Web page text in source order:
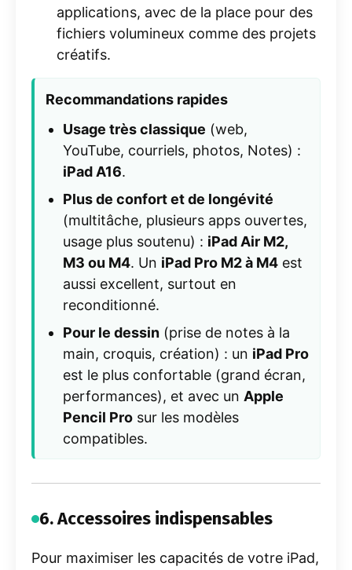
applications, avec de la place pour des
fichiers volumineux comme des projets
créatifs.
Recommandations rapides
Usage très classique (web,
YouTube, courriels, photos, Notes) :
iPad A16.
Plus de confort et de longévité
(multitâche, plusieurs apps ouvertes,
usage plus soutenu) : iPad Air M2,
M3 ou M4. Un iPad Pro M2 à M4 est
aussi excellent, surtout en
reconditionné.
Pour le dessin (prise de notes à la
main, croquis, création) : un iPad Pro
est le plus confortable (grand écran,
performances), et avec un Apple
Pencil Pro sur les modèles
compatibles.
6. Accessoires indispensables
Pour maximiser les capacités de votre iPad,